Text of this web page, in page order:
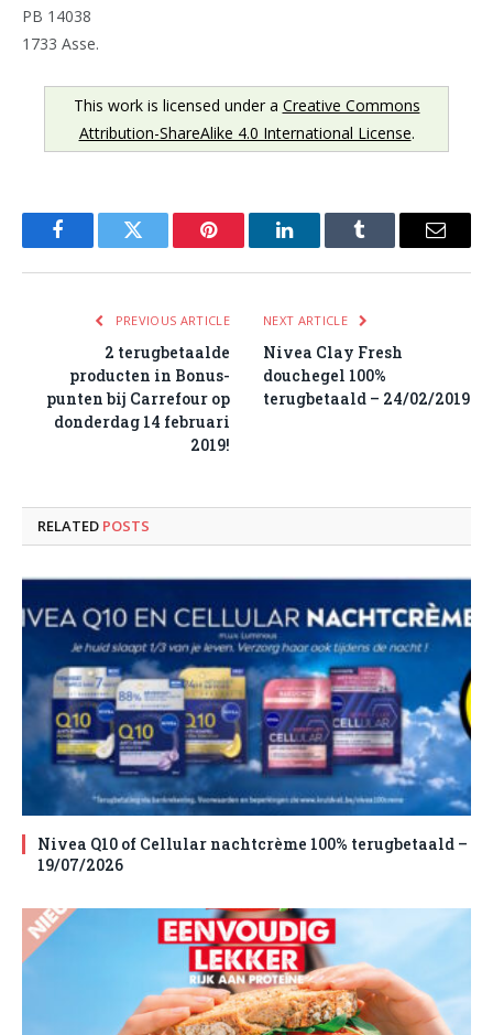
PB 14038
1733 Asse.
This work is licensed under a Creative Commons
Attribution-ShareAlike 4.0 International License.
FacebookTwitter Pinterest LinkedInTumblr Email
PREVIOUS ARTICLE
2 terugbetaalde
producten in Bonus-
punten bij Carrefour op
donderdag 14 februari
2019!
NEXT ARTICLE
Nivea Clay Fresh
douchegel 100%
terugbetaald – 24/02/2019
RELATED POSTS
Nivea Q10 of Cellular nachtcrème 100% terugbetaald –
19/07/2026